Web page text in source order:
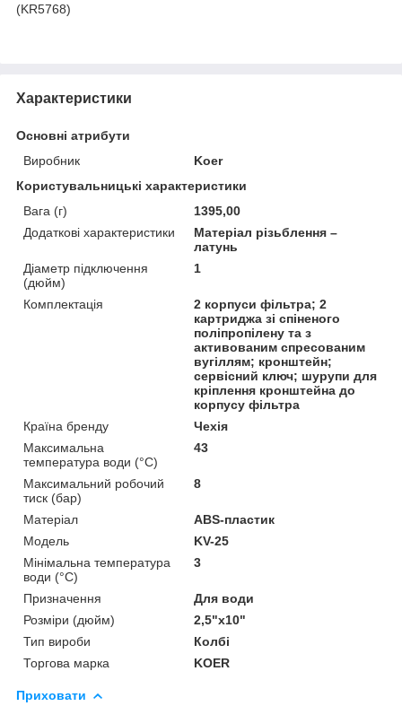
(KR5768)
Характеристики
Основні атрибути
Виробник
Koer
Користувальницькі характеристики
Вага (г)
1395,00
Додаткові характеристики
Матеріал різьблення –
латунь
Діаметр підключення
(дюйм)
1
Комплектація
2 корпуси фільтра; 2
картриджа зі спіненого
поліпропілену та з
активованим спресованим
вугіллям; кронштейн;
сервісний ключ; шурупи для
кріплення кронштейна до
корпусу фільтра
Країна бренду
Чехія
Максимальна
температура води (°C)
43
Максимальний робочий
тиск (бар)
8
Матеріал
ABS-пластик
Мoдель
KV-25
Мінімальна температура
води (°C)
3
Призначення
Для води
Розміри (дюйм)
2,5"х10"
Тип вироби
Колбі
Торгова марка
KOER
Приховати